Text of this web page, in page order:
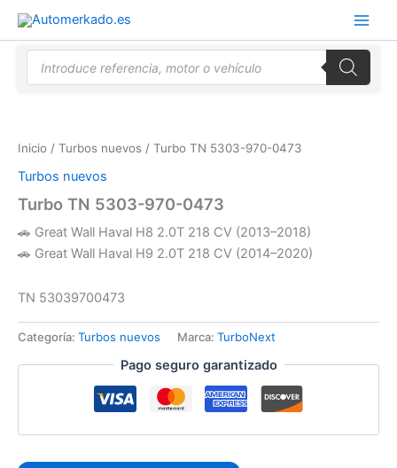
contenido
Búsqueda
Inicio / Turbos nuevos / Turbo TN 5303-970-0473
Turbos nuevos
Turbo TN 5303-970-0473
🚗 Great Wall Haval H8 2.0T 218 CV (2013–2018)
🚗 Great Wall Haval H9 2.0T 218 CV (2014–2020)
TN 53039700473
Categoría: Turbos nuevos Marca: TurboNext
Pago seguro garantizado